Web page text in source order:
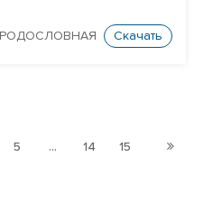
РОДОСЛОВНАЯ
Скачать
5 ... 14 15